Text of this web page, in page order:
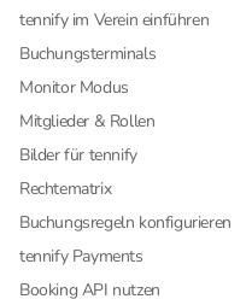
tennify im Verein einführen
Buchungsterminals
Monitor Modus
Mitglieder & Rollen
Bilder für tennify
Rechtematrix
Buchungsregeln konfigurieren
tennify Payments
Booking API nutzen